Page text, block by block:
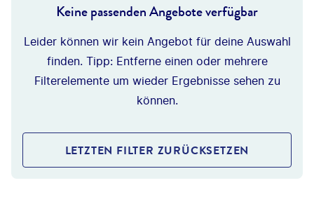
Keine passenden Angebote verfügbar
Leider können wir kein Angebot für deine Auswahl
finden. Tipp: Entferne einen oder mehrere
Filterelemente um wieder Ergebnisse sehen zu
können.
LETZTEN FILTER ZURÜCKSETZEN